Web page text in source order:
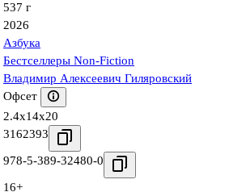
537 г
2026
Азбука
Бестселлеры Non-Fiction
Владимир Алексеевич Гиляровский
Офсет
2.4x14x20
3162393
978-5-389-32480-0
16+